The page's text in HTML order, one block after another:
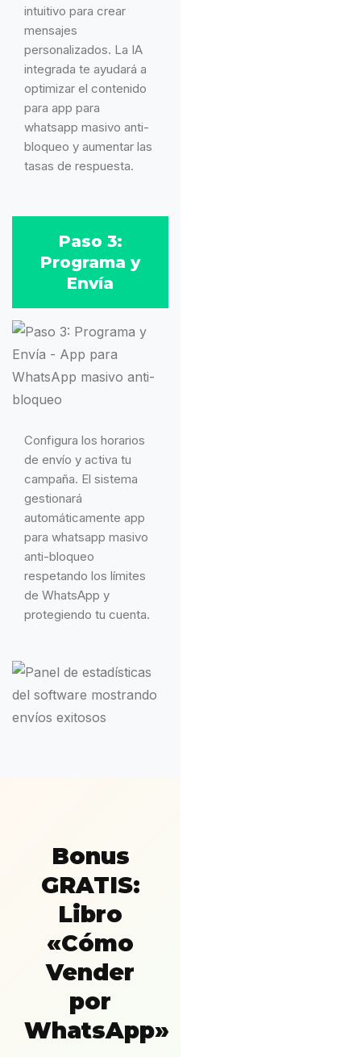
intuitivo para crear
mensajes
personalizados. La IA
integrada te ayudará a
optimizar el contenido
para app para
whatsapp masivo anti-
bloqueo y aumentar las
tasas de respuesta.
Paso 3:
Programa y
Envía
Configura los horarios
de envío y activa tu
campaña. El sistema
gestionará
automáticamente app
para whatsapp masivo
anti-bloqueo
respetando los límites
de WhatsApp y
protegiendo tu cuenta.
Bonus
GRATIS:
Libro
«Cómo
Vender
por
WhatsApp»